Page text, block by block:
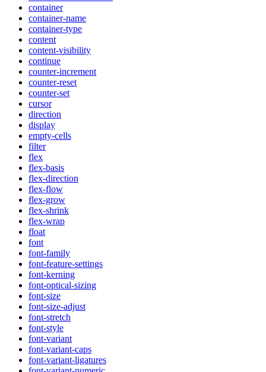
container
container-name
container-type
content
content-visibility
continue
counter-increment
counter-reset
counter-set
cursor
direction
display
empty-cells
filter
flex
flex-basis
flex-direction
flex-flow
flex-grow
flex-shrink
flex-wrap
float
font
font-family
font-feature-settings
font-kerning
font-optical-sizing
font-size
font-size-adjust
font-stretch
font-style
font-variant
font-variant-caps
font-variant-ligatures